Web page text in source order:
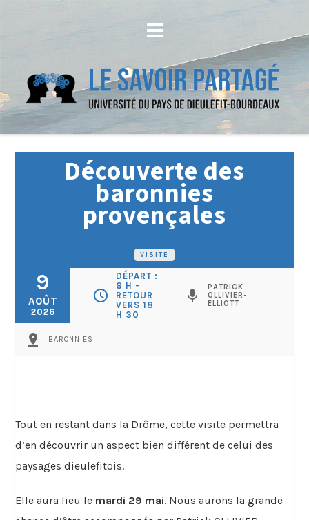
VISITE
Découverte des
baronnies
provençales
9
AOÛT
2026
schedule
DÉPART :
8 H -
RETOUR
VERS 18
H 30
mic
PATRICK
OLLIVIER-
ELLIOTT
pin_drop BARONNIES
Tout en restant dans la Drôme, cette visite permettra
d’en découvrir un aspect bien différent de celui des
paysages dieulefitois.
Elle aura lieu le mardi 29 mai. Nous aurons la grande